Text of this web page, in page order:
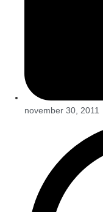
november 30, 2011